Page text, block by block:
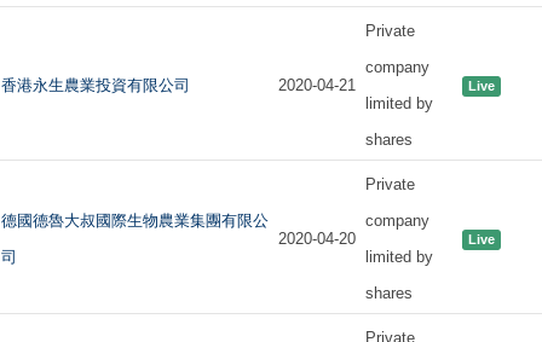
香港永生農業投資有限公司 2020-04-21
Private
company
limited by
shares
Live
德國德魯大叔國際生物農業集團有限公
司
2020-04-20
Private
company
limited by
shares
Live
Private